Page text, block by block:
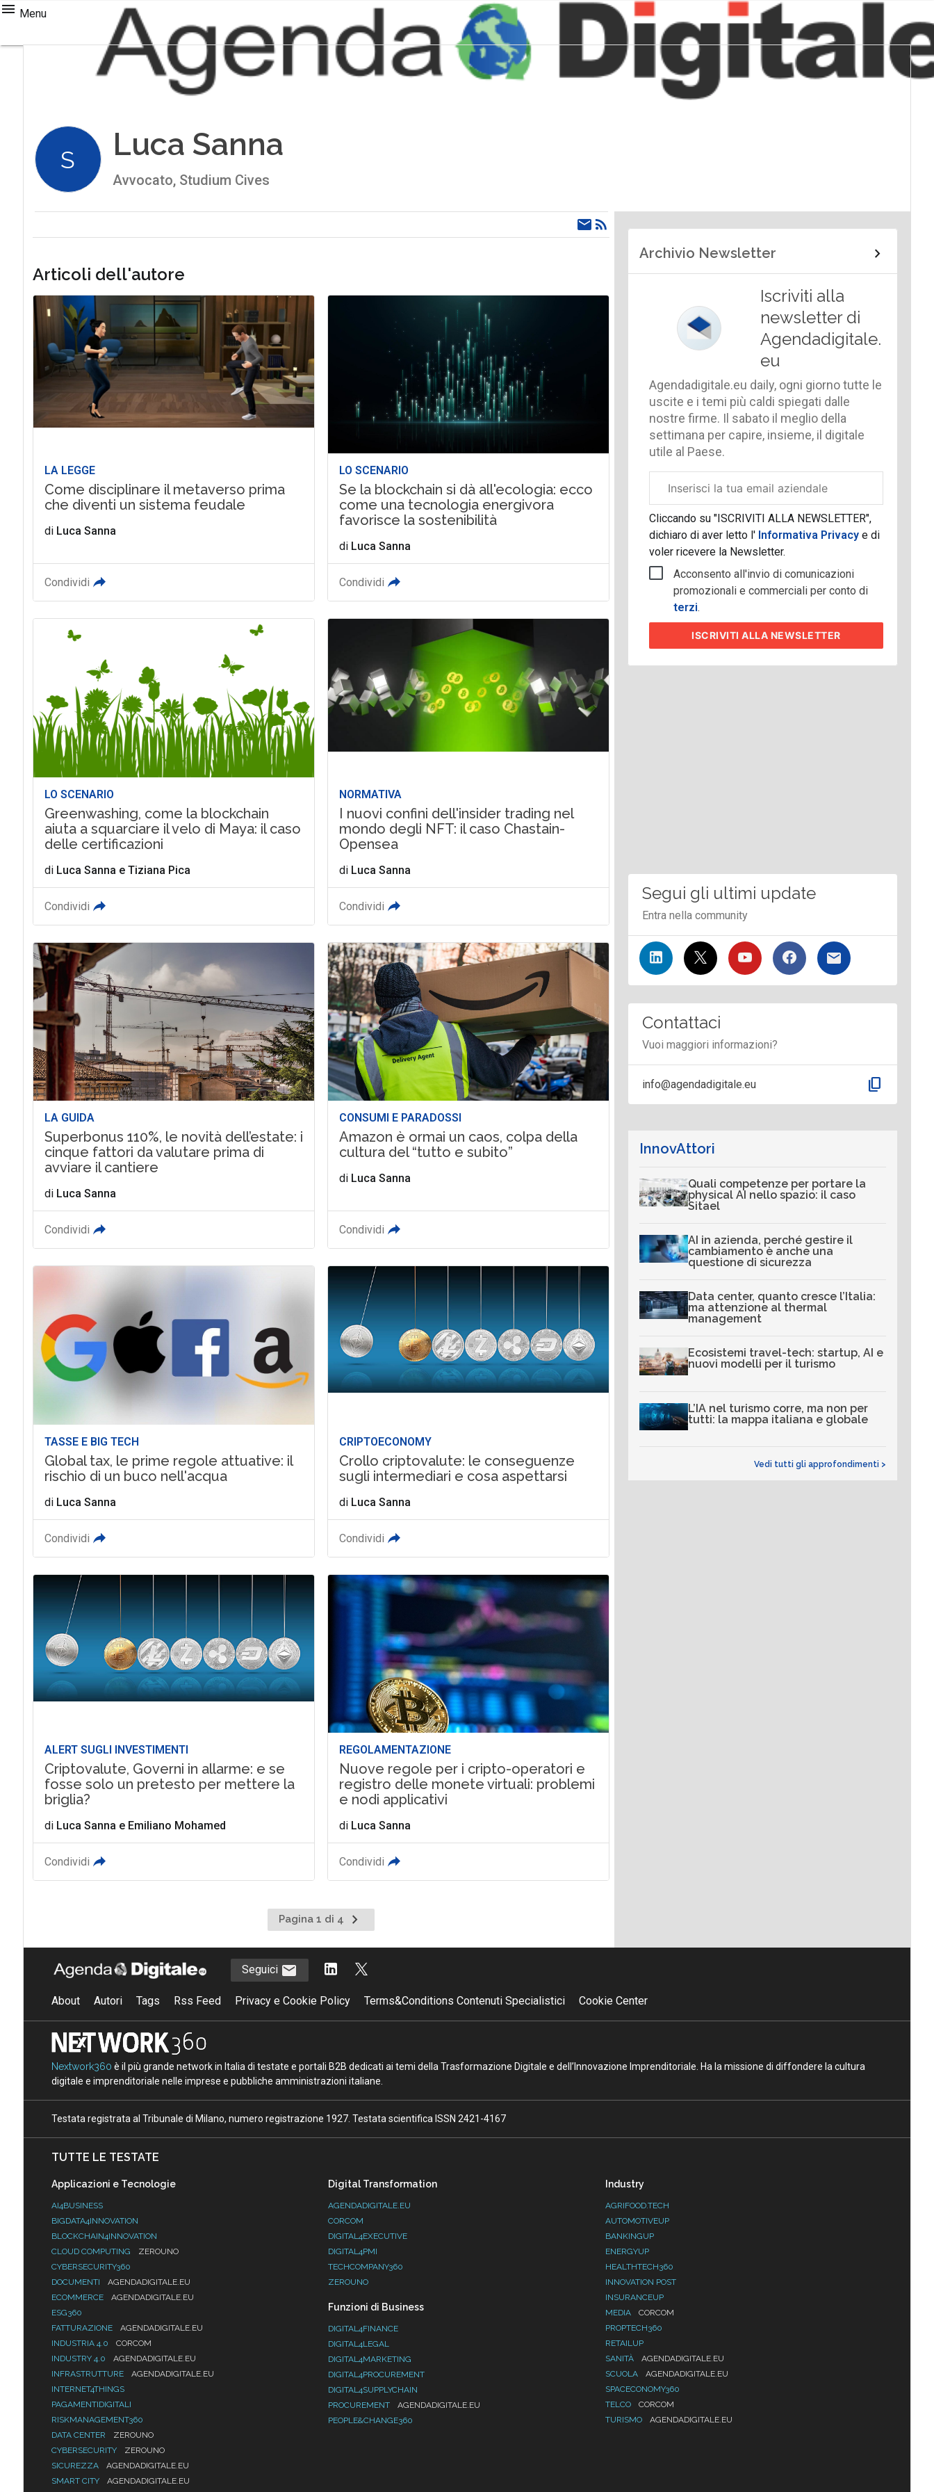
Menu
S Luca Sanna
Avvocato, Studium Cives
Articoli dell'autore
LA LEGGE
Come disciplinare il metaverso prima
che diventi un sistema feudale
di Luca Sanna
Condividi
LO SCENARIO
Se la blockchain si dà all'ecologia: ecco
come una tecnologia energivora
favorisce la sostenibilità
di Luca Sanna
Condividi
LO SCENARIO
Greenwashing, come la blockchain
aiuta a squarciare il velo di Maya: il caso
delle certificazioni
di Luca Sanna e Tiziana Pica
Condividi
NORMATIVA
I nuovi confini dell'insider trading nel
mondo degli NFT: il caso Chastain-
Opensea
di Luca Sanna
Condividi
LA GUIDA
Superbonus 110%, le novità dell’estate: i
cinque fattori da valutare prima di
avviare il cantiere
di Luca Sanna
Condividi
CONSUMI E PARADOSSI
Amazon è ormai un caos, colpa della
cultura del “tutto e subito”
di Luca Sanna
Condividi
TASSE E BIG TECH
Global tax, le prime regole attuative: il
rischio di un buco nell'acqua
di Luca Sanna
Condividi
CRIPTOECONOMY
Crollo criptovalute: le conseguenze
sugli intermediari e cosa aspettarsi
di Luca Sanna
Condividi
ALERT SUGLI INVESTIMENTI
Criptovalute, Governi in allarme: e se
fosse solo un pretesto per mettere la
briglia?
di Luca Sanna e Emiliano Mohamed
Condividi
REGOLAMENTAZIONE
Nuove regole per i cripto-operatori e
registro delle monete virtuali: problemi
e nodi applicativi
di Luca Sanna
Condividi
Pagina 1 di 4
Pagina
successiva
Archivio Newsletter
Iscriviti alla
newsletter di
Agendadigitale.
eu
Agendadigitale.eu daily, ogni giorno tutte le
uscite e i temi più caldi spiegati dalle
nostre firme. Il sabato il meglio della
settimana per capire, insieme, il digitale
utile al Paese.
aziendale
Cliccando su "ISCRIVITI ALLA NEWSLETTER",
dichiaro di aver letto l' Informativa Privacye di
voler ricevere la Newsletter.
Acconsento all'invio di comunicazioni
promozionali e commerciali per conto di
terzi.
ISCRIVITIALLA NEWSLETTER
Segui gli ultimi update
Entra nella community
Contattaci
Vuoi maggiori informazioni?
info@agendadigitale.eu content_copy
InnovAttori
Quali competenze per portare la
physical AI nello spazio: il caso
Sitael
AI in azienda, perché gestire il
cambiamento è anche una
questione di sicurezza
Data center, quanto cresce l’Italia:
ma attenzione al thermal
management
Ecosistemi travel-tech: startup, AI e
nuovi modelli per il turismo
L’IA nel turismo corre, ma non per
tutti: la mappa italiana e globale
Vedi tutti gli approfondimenti >
Seguici
About Autori Tags Rss Feed Privacy e Cookie Policy Terms&Conditions Contenuti Specialistici Cookie Center
Nextwork360 è il più grande network in Italia di testate e portali B2B dedicati ai temi della Trasformazione Digitale e dell’Innovazione Imprenditoriale. Ha la missione di diffondere la cultura
digitale e imprenditoriale nelle imprese e pubbliche amministrazioni italiane.
Testata registrata al Tribunale di Milano, numero registrazione 1927. Testata scientifica ISSN 2421-4167
TUTTE LE TESTATE
Applicazioni e Tecnologie
AI4BUSINESS
BIGDATA4INNOVATION
BLOCKCHAIN4INNOVATION
CLOUD COMPUTING
ZEROUNO
CYBERSECURITY360
DOCUMENTI
AGENDADIGITALE.EU
ECOMMERCE
AGENDADIGITALE.EU
ESG360
FATTURAZIONE
AGENDADIGITALE.EU
INDUSTRIA 4.0
CORCOM
INDUSTRY 4.0
AGENDADIGITALE.EU
INFRASTRUTTURE
AGENDADIGITALE.EU
INTERNET4THINGS
PAGAMENTIDIGITALI
RISKMANAGEMENT360
DATA CENTER
ZEROUNO
CYBERSECURITY
ZEROUNO
SICUREZZA
AGENDADIGITALE.EU
SMART CITY
AGENDADIGITALE.EU
Digital Transformation
AGENDADIGITALE.EU
CORCOM
DIGITAL4EXECUTIVE
DIGITAL4PMI
TECHCOMPANY360
ZEROUNO
Funzioni di Business
DIGITAL4FINANCE
DIGITAL4LEGAL
DIGITAL4MARKETING
DIGITAL4PROCUREMENT
DIGITAL4SUPPLYCHAIN
PROCUREMENT
AGENDADIGITALE.EU
PEOPLE&CHANGE360
Industry
AGRIFOOD.TECH
AUTOMOTIVEUP
BANKINGUP
ENERGYUP
HEALTHTECH360
INNOVATION POST
INSURANCEUP
MEDIA
CORCOM
PROPTECH360
RETAILUP
SANITÀ
AGENDADIGITALE.EU
SCUOLA
AGENDADIGITALE.EU
SPACECONOMY360
TELCO
CORCOM
TURISMO
AGENDADIGITALE.EU